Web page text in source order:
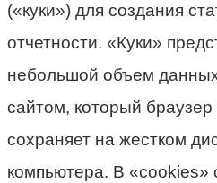
(«куки») для создания
отчетности. «Куки»
небольшой объем
сайтом, который
сохраняет на жестком
компьютера. В «cookies»